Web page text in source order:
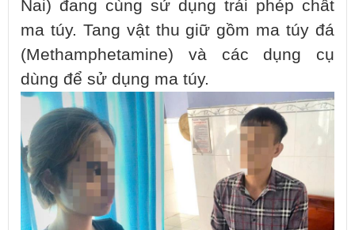
Nai) đang cùng sử dụng trái phép chất
ma túy. Tang vật thu giữ gồm ma túy đá
(Methamphetamine) và các dụng cụ
dùng để sử dụng ma túy.